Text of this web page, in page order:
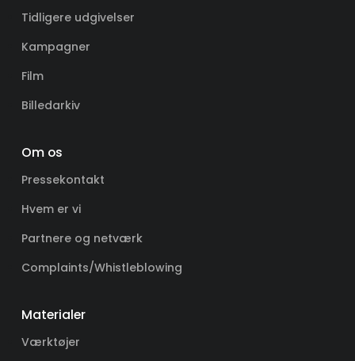
Tidligere udgivelser
Kampagner
Film
Billedarkiv
Om os
Pressekontakt
Hvem er vi
Partnere og netværk
Complaints/Whistleblowing
Materialer
Værktøjer